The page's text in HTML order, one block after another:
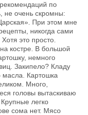
по
не очень скромны:
При этом мне
никогда сами
это просто.
костре. В большой
немного
Закипело? Кладу
масла. Картошка
Много,
головы вытаскиваю
легко
сома нет. Мясо